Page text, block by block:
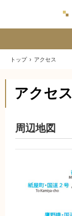
トップ › アクセス
アクセス
周辺地図